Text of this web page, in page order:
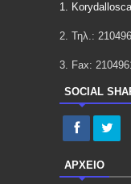
1.
2. Τηλ.:
3. Fax:
SOCIAL
ΑΡΧΕΙΟ